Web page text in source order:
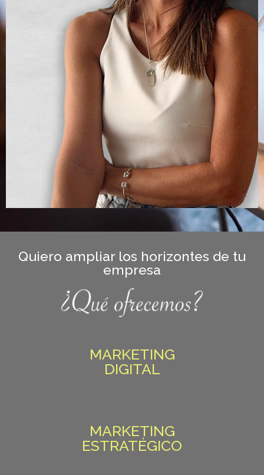
Quiero ampliar los horizontes de tu
empresa
MARKETING
DIGITAL
MARKETING
ESTRATÉGICO